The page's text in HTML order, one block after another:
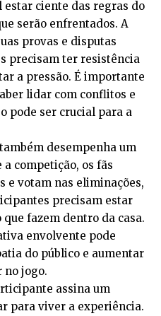
ciente das regras do
serão enfrentados. A
provas e disputas
precisam ter resistência
a pressão. É importante
lidar com conflitos e
pode ser crucial para a
desempenha um
competição, os fãs
e votam nas eliminações,
precisam estar
fazem dentro da casa.
envolvente pode
do público e aumentar
no jogo.
assina um
para viver a experiência.